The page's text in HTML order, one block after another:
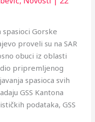
spasioci Gorske
proveli su na SAR
obuci iz oblasti
dio pripremljenog
spasioca svih
GSS Kantona
podataka, GSS